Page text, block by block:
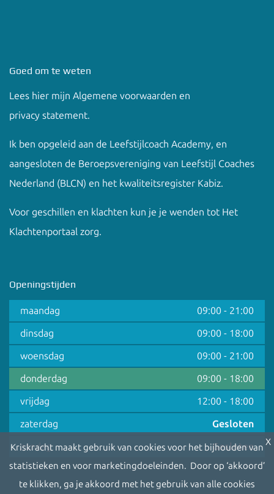
Goed om te weten
Lees hier mijn Algemene voorwaarden en
privacy statement.
Ik ben opgeleid aan de Leefstijlcoach Academy, en
aangesloten de Beroepsvereniging van Leefstijl Coaches
Nederland (BLCN) en het kwaliteitsregister Kabiz.
Voor geschillen en klachten kun je je wenden tot Het
Klachtenportaal zorg.
Openingstijden
maandag 09:00 - 21:00
dinsdag
09:00 - 18:00
woensdag
09:00 - 21:00
donderdag
09:00 - 18:00
vrijdag
12:00 - 18:00
zaterdag
Gesloten
zondag
Gesloten
Kriskracht maakt gebruik van cookies voor het bijhouden van
statistieken en voor marketingdoeleinden. Door op ‘akkoord’
te klikken, ga je akkoord met het gebruik van alle cookies
X